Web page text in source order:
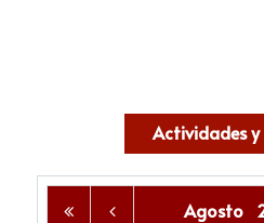
Actividades y
Agosto